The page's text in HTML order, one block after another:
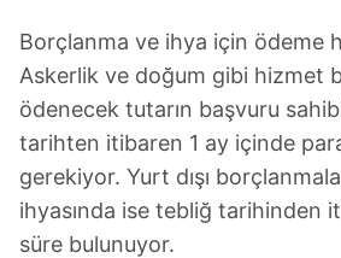
Borçlanma ve ihya için ödeme
Askerlik ve doğum gibi hizmet
ödenecek tutarın başvuru
tarihten itibaren 1 ay içinde
gerekiyor. Yurt dışı
ihyasında ise tebliğ tarihinden
süre bulunuyor.